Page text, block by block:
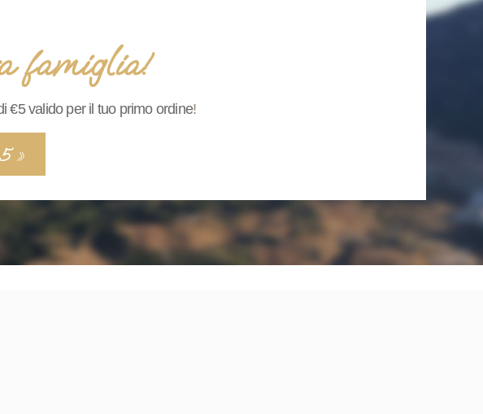
famiglia!
€5 valido per il tuo primo ordine!
»